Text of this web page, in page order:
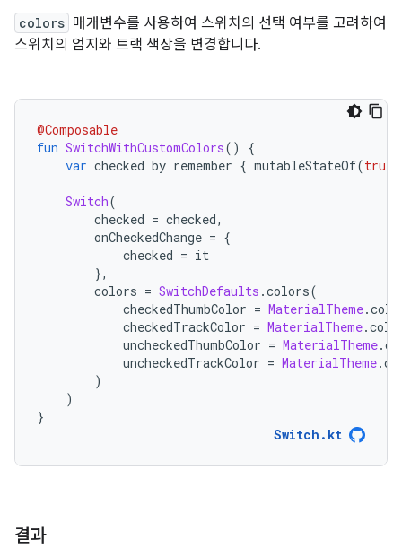
colors 매개변수를 사용하여 스위치의 선택 여부를 고려하여
스위치의 엄지와 트랙 색상을 변경합니다.
결과